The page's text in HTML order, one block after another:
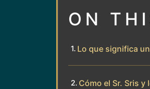
ON
Lo que significa
Cómo el Sr. Sris